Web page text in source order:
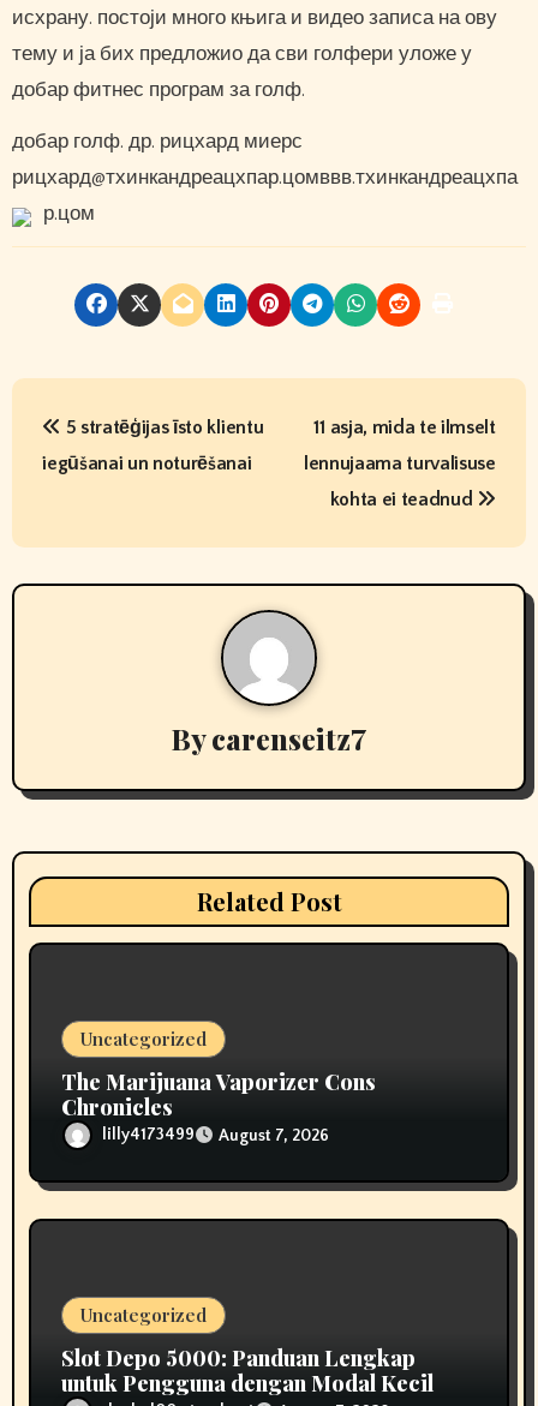
исхрану. постоји много књига и видео записа на ову
тему и ја бих предложио да сви голфери уложе у
добар фитнес програм за голф.
добар голф. др. рицхард миерс
рицхард@тхинкандреацхпар.цомввв.тхинкандреацхпа
р.цом
P
t
n
g
a
5 stratēģijas īsto klientu
iegūšanai un noturēšanai
11 asja, mida te ilmselt
lennujaama turvalisuse
kohta ei teadnud
Bycarenseitz7
Related Post
Uncategorized
The Marijuana Vaporizer Cons
Chronicles
lilly4173499 August 7, 2026
Uncategorized
Slot Depo 5000: Panduan Lengkap
untuk Pengguna dengan Modal Kecil